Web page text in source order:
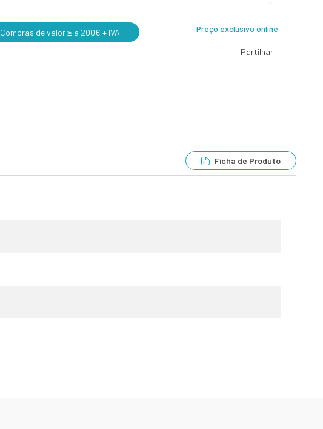
Compras de valor ≥ a 200€ + IVA Preço exclusivo online
Partilhar
Ficha de Produto